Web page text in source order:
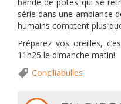
bande de potes qui se
série dans une ambiance
humains comptent plus
Préparez vos oreilles,
11h25 le dimanche matin!
Conciliabulles